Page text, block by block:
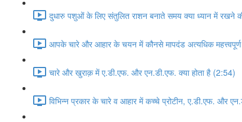
दुधारु पशुओं के लिए संतुलित राशन बनाते समय क्या ध्यान में रखने
आपके चारे और आहार के चयन में कौनसे मापदंड अत्यधिक
चारे और खुराक़ में ए.डी.एफ. और एन.डी.एफ. क्या होता है (2:54)
विभिन्न प्रकार के चारे व आहार में कच्चे प्रोटीन, ए.डी.एफ. और